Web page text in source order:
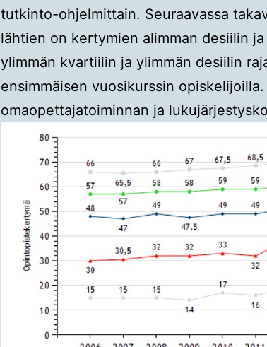
tutkinto-ohjelmittain. Seuraavassa
lähtien on kertymien alimman desiilin
ylimmän kvartiilin ja ylimmän desiilin
ensimmäisen vuosikurssin
omaopettajatoiminnan ja